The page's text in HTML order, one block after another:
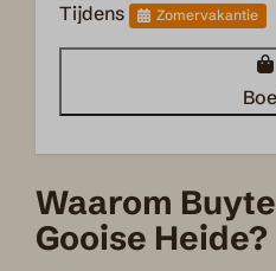
Pelletkachel
Tijdens Zomervakantie
Waarom
Gooise Heide?